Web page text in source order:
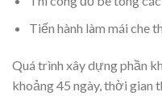
Tiến hành làm mái che
Quá trình xây dựng phần
khoảng 45 ngày, thời gian